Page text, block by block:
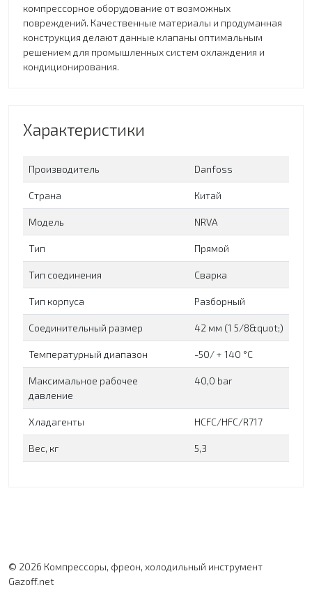
компрессорное оборудование от возможных
повреждений. Качественные материалы и продуманная
конструкция делают данные клапаны оптимальным
решением для промышленных систем охлаждения и
кондиционирования.
Характеристики
Производитель Danfoss
Страна Китай
Модель NRVA
Тип Прямой
Тип соединения Сварка
Тип корпуса Разборный
Соединительный размер 42 мм (1 5/8&quot;)
Температурный диапазон -50/ + 140 °C
Максимальное рабочее
давление
40,0 bar
Хладагенты HCFC/HFC/R717
Вес, кг 5,3
© 2026 Компрессоры, фреон, холодильный инструмент
Gazoff.net